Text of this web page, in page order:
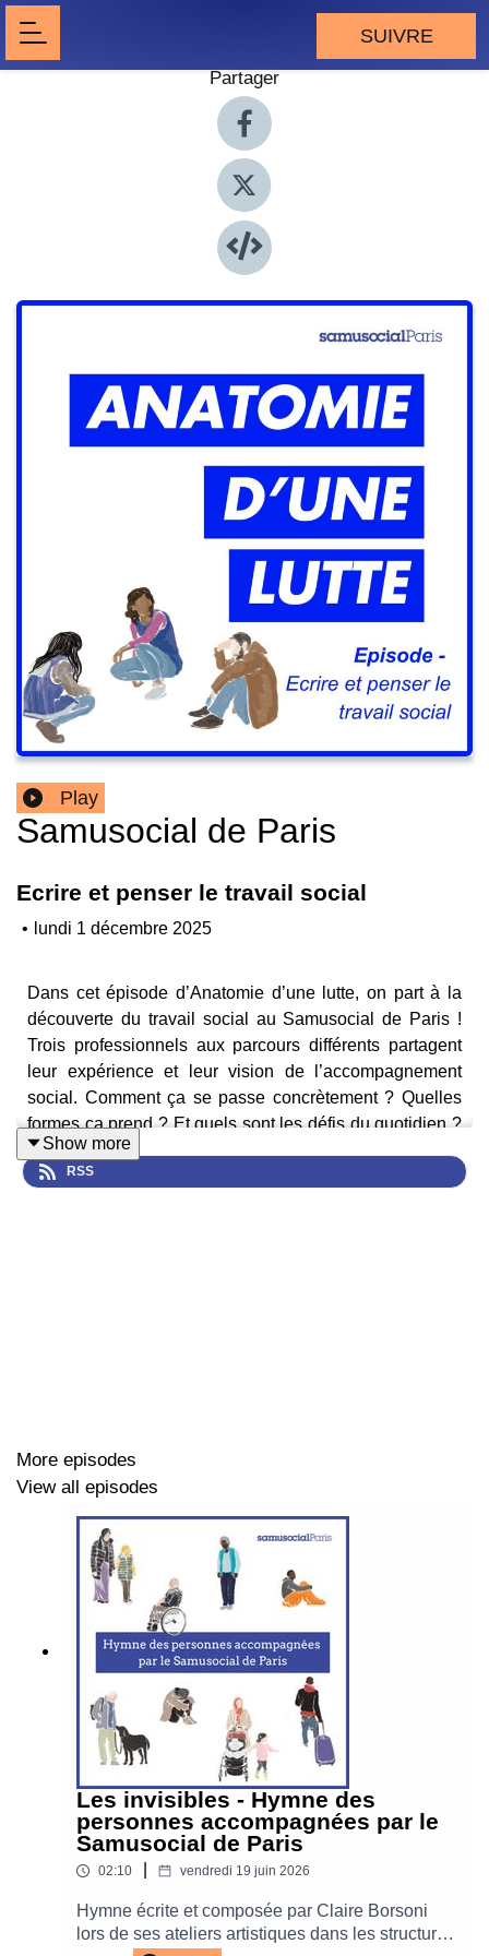
SUIVRE
Partager
Play
Samusocial de Paris
Ecrire et penser le travail social
• lundi 1 décembre 2025
Dans cet épisode d’Anatomie d’une lutte, on part à la
découverte du travail social au Samusocial de Paris !
Trois professionnels aux parcours différents partagent
leur expérience et leur vision de l’accompagnement
social. Comment ça se passe concrètement ? Quelles
formes ça prend ? Et quels sont les défis du quotidien ?
Autant de questions auxquelles les invités apportent
leurs éclairages et leurs expériences de terrain.
Show more
RSS
More episodes
View all episodes
Les invisibles - Hymne des
personnes accompagnées par le
Samusocial de Paris
02:10 vendredi 19 juin 2026
Hymne écrite et composée par Claire Borsoni
lors de ses ateliers artistiques dans les structures